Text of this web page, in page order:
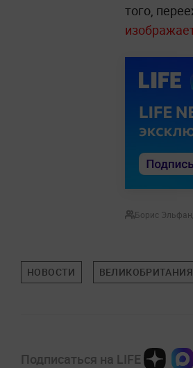
того,
Борис
НОВОСТИ ВЕЛИКОБРИТАНИЯ
Подписаться на LIFE